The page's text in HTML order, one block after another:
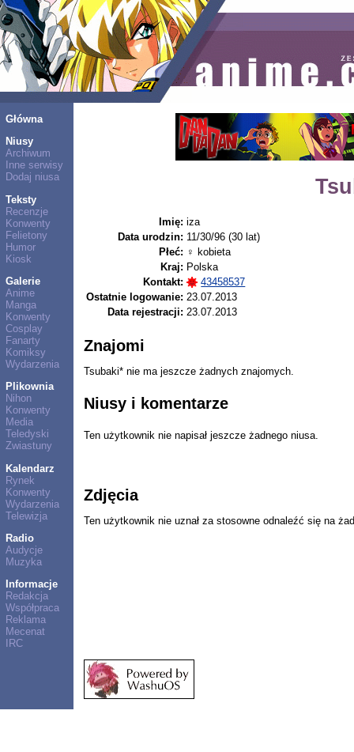
Główna
Niusy
Archiwum
Inne serwisy
Dodaj niusa
Teksty
Recenzje
Konwenty
Felietony
Humor
Kiosk
Galerie
Anime
Manga
Konwenty
Cosplay
Fanarty
Komiksy
Wydarzenia
Plikownia
Nihon
Konwenty
Media
Teledyski
Zwiastuny
Kalendarz
Rynek
Konwenty
Wydarzenia
Telewizja
Radio
Audycje
Muzyka
Informacje
Redakcja
Współpraca
Reklama
Mecenat
IRC
Imię: iza
Data urodzin: 11/30/96 (30 lat)
Płeć: ♀ kobieta
Kraj: Polska
Kontakt:
43458537
Ostatnie logowanie: 23.07.2013
Data rejestracji: 23.07.2013
Znajomi
Tsubaki* nie ma jeszcze żadnych znajomych.
Niusy i komentarze
Ten użytkownik nie napisał jeszcze żadnego niusa.
Zdjęcia
Ten użytkownik nie uznał za stosowne odnaleźć się na